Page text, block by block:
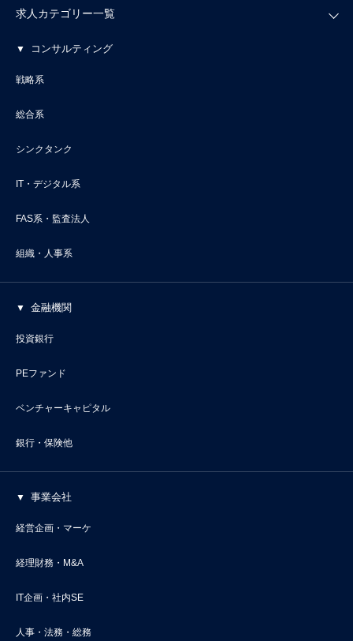
求人カテゴリー一覧
コンサルティング
戦略系
総合系
シンクタンク
IT・デジタル系
FAS系・監査法人
組織・人事系
金融機関
投資銀行
PEファンド
ベンチャーキャピタル
銀行・保険他
事業会社
経営企画・マーケ
経理財務・M&A
IT企画・社内SE
人事・法務・総務